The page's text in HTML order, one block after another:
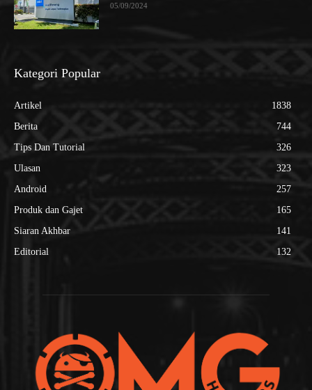
05/09/2024
Kategori Popular
Artikel
1838
Berita
744
Tips Dan Tutorial
326
Ulasan
323
Android
257
Produk dan Gajet
165
Siaran Akhbar
141
Editorial
132